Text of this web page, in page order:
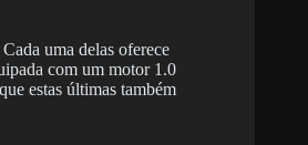
uma delas oferece
com um motor 1.0
estas últimas também